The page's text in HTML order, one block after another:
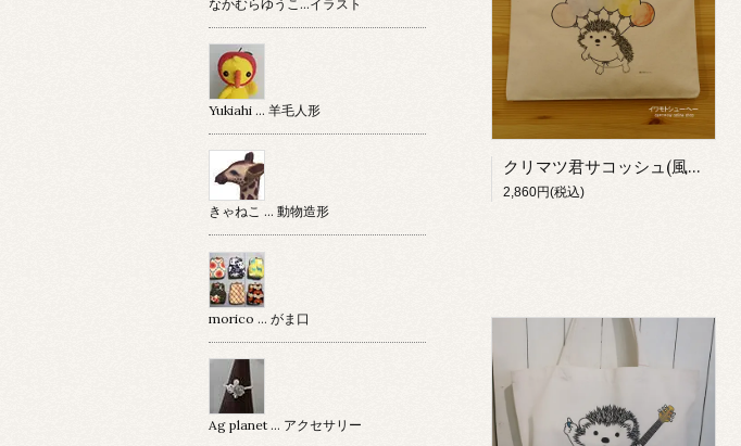
クリマツ君サコッシュ(風船)【イワモトシューヘー】
2,860円(税込)
なかむらゆうこ…イラスト
Yukiahi … 羊毛人形
きゃねこ … 動物造形
morico … がま口
Ag planet … アクセサリー